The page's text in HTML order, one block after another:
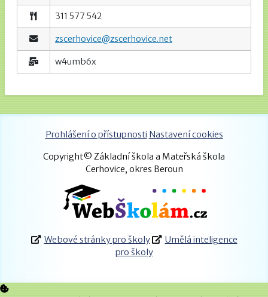
311 577 542
zscerhovice@zscerhovice.net
w4umb6x
Prohlášení o přístupnosti Nastavení cookies
Copyright© Základní škola a Mateřská škola
Cerhovice, okres Beroun
Webové stránky pro školy
Umělá inteligence
pro školy